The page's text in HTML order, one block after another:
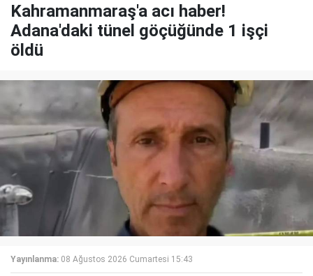
Kahramanmaraş'a acı haber!
Adana'daki tünel göçüğünde 1 işçi
öldü
Yayınlanma: 08 Ağustos 2026 Cumartesi 15:43